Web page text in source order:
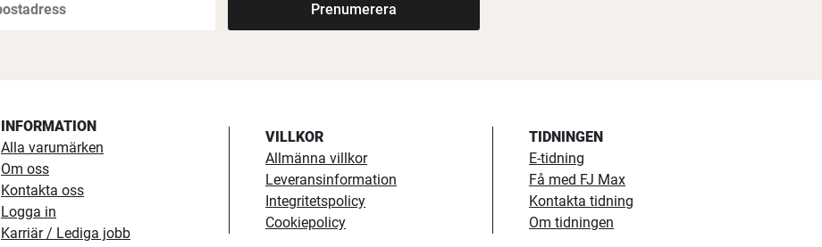
Prenumerera
INFORMATION
Alla varumärken
Om oss
Kontakta oss
Logga in
Karriär / Lediga jobb
VILLKOR
Allmänna villkor
Leveransinformation
Integritetspolicy
Cookiepolicy
TIDNINGEN
E-tidning
Få med FJ Max
Kontakta tidning
Om tidningen